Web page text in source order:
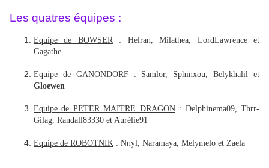
Les quatres équipes :
Equipe de BOWSER: Helran, Milathea, LordLawrence et
Gagathe
Equipe de GANONDORF: Samlor, Sphinxou, Belykhalil et
Gloewen
Equipe de PETER MAITRE DRAGON: Delphinema09, Thrr-
Gilag, Randall83330 et Aurélie91
Equipe de ROBOTNIK : Nnyl, Naramaya, Melymelo et Zaela